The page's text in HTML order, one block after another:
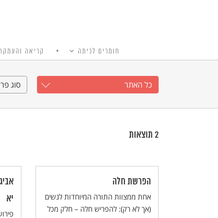
חומרים לכיתה קריאה
כל האתר סוג
2 תוצאות
הפרשת חלה
אחת ממצוות התורה המיוחדות לנשים
(אך לא רק): להפריש חלה – חלק מכל
יא